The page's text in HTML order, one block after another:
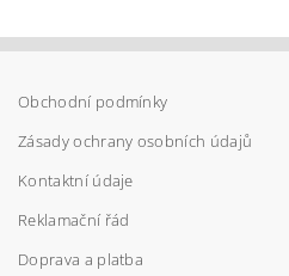
Obchodní podmínky
Zásady ochrany osobních údajů
Kontaktní údaje
Reklamační řád
Doprava a platba